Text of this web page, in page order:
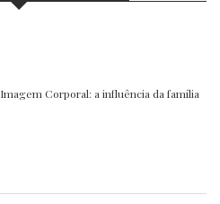
Imagem Corporal: a influência da família